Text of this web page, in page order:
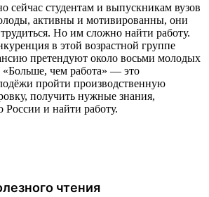
сейчас студентам и выпускникам вузов
активны и мотивированны, они
Но им сложно найти работу.
в этой возрастной группе
претендуют около восьми молодых
«Больше, чем работа» — это
пройти производственную
получить нужные знания,
России и найти работу.
чтения